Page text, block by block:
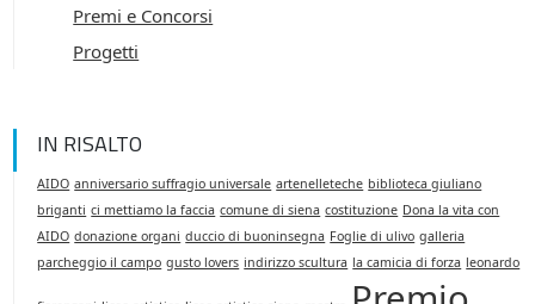
Premi e Concorsi
Progetti
IN RISALTO
AIDO anniversario suffragio universale artenelleteche biblioteca giuliano
briganti ci mettiamo la faccia comune di siena costituzione Dona la vita con
AIDO donazione organi duccio di buoninsegna Foglie di ulivo galleria
parcheggio il campo gusto lovers indirizzo scultura la camicia di forza leonardo